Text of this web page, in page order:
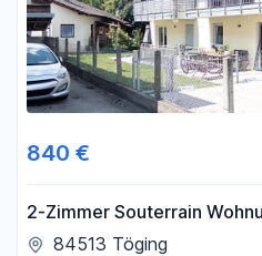
840 €
2-Zimmer Souterrain
84513 Töging